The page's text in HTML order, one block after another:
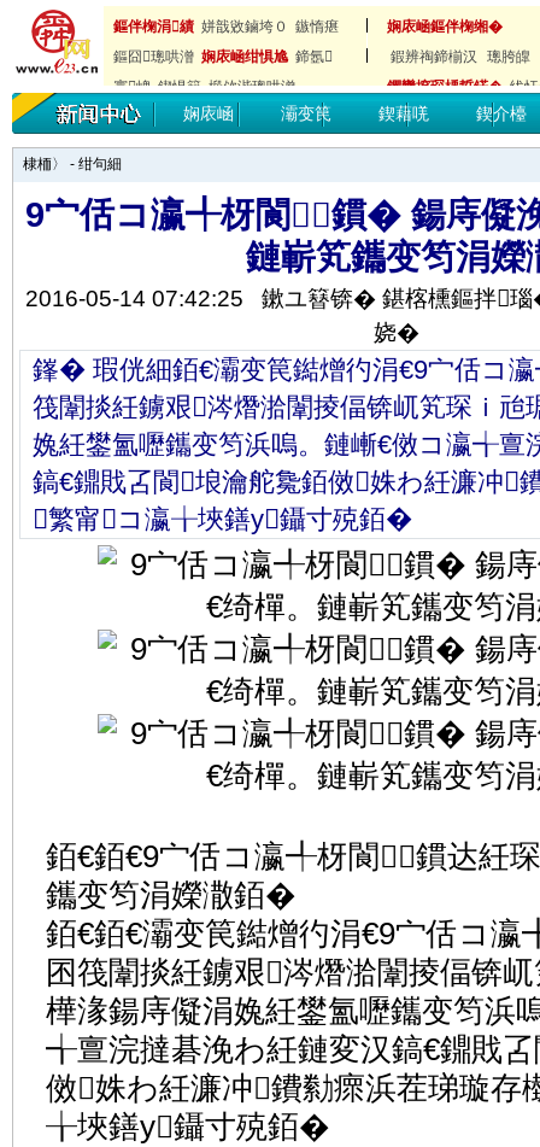
鏂伴椈涓績 姘戠敓鏀垮０
鏃惰瘎
鏂囧璁哄潧 娴庡崡绀惧尯 鍗氬
寰崥 鍥惧簱 椴佽湝璁哄潧
娴庡崡鏂伴椈缃�
鍜辨祹鍗椾汉
璁胯皥
鑺欒搲琛楀晢鍩� 绂
瀹剁數
鎶曠エ
娴庡崡 灞变笢 鍥藉唴
鍥介檯
棣栭〉 - 绀句細
9宀佸コ瀛╃枒閬鏆� 鍚庤儗
鏈嶄笂鑴变笉涓嬫
2016-05-14 07:42:25 鏉ユ簮锛� 鍖楁櫄鏂拌
娆�
鎽� 瑕侊細銆€灞变笢鐑熷彴涓€9宀佸コ
筏闈掞紝鐪艰涔熸湁闈掕偪锛屼笂琛ｉ兘
婏紝鐢氳嚦鑴变笉浜嗚。鏈嶃€傚コ瀛╅亶
鎬€鐤戝叾閬埌瀹舵毚銆傚姝わ紝濂冲
繁甯コ瀛╁埉鐥у鑷寸殑銆�
銆€銆€9宀佸コ瀛╃枒閬鏆达紝
鑴变笉涓嬫潵銆�
銆€銆€灞变笢鐑熷彴涓€9宀佸コ
囨筏闈掞紝鐪艰涔熸湁闈掕偪锛
樺湪鍚庤儗涓婏紝鐢氳嚦鑴变笉浜
╅亶浣撻碁浼わ紝鏈変汉鎬€鐤戝
傚姝わ紝濂冲鐨勬瘝浜茬珶璇存
╁埉鐥у鑷寸殑銆�